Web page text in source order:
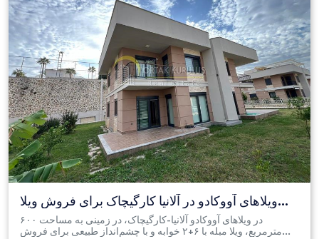
ویلاهای آووکادو در آلانیا کارگیچاک برای فروش ویلا
لوکس ۶+۲
در ویلاهای آووکادو آلانیا-کارگیچاک، در زمینی به مساحت ۶۰۰
مترمربع، ویلا مبله با ۶+۲ خوابه و با چشم‌انداز طبیعی برای فروش...